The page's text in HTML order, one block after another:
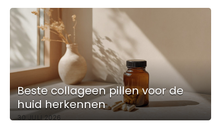
Beste collageen pillen voor de
huid herkennen
30 JULI 2026